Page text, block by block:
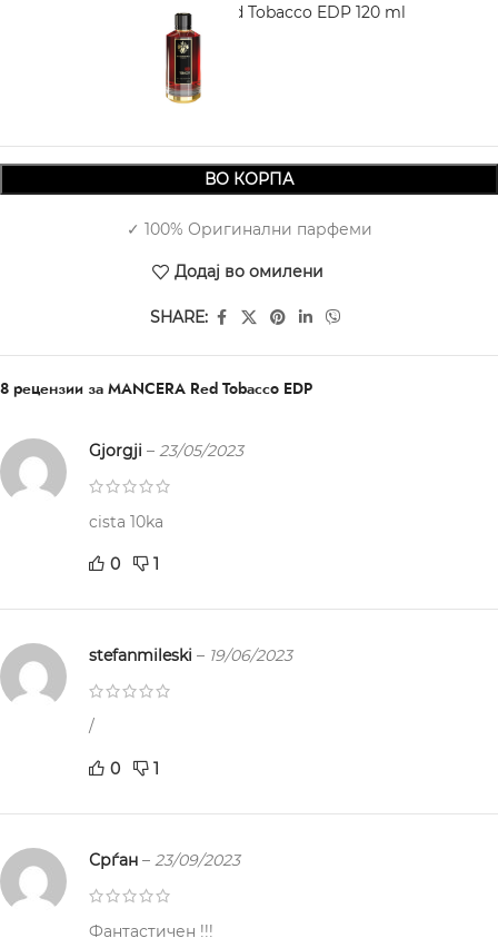
MANCERA Red Tobacco EDP 120 ml
6.590,00
ВО КОРПА
✓ 100% Оригинални парфеми
Додај во омилени
SHARE:
8 рецензии за MANCERA Red Tobacco EDP
Gjorgji – 23/05/2023
cista 10ka
0 1
stefanmileski – 19/06/2023
/
0 1
Срѓан – 23/09/2023
Фантастичен !!!